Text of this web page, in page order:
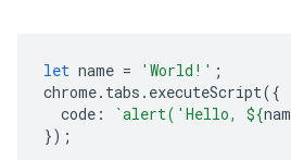
let name = 'World!' ;
chrome. tabs . executeScript({
code : `alert('Hello, ${
});